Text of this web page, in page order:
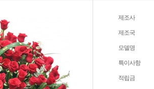
제조사
제조국
모델명
특이사항
적립금